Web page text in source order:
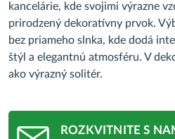
kancelárie, kde svojimi výrazne
prirodzený dekoratívny prvok.
bez priameho slnka, kde dodá
štýl a elegantnú atmosféru. V
ako výrazný solitér.
ROZKVITNITE S